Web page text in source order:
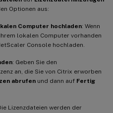
Optionen aus:
Computer hochladen: Wenn
lokalen Computer vorhanden
Console hochladen.
: Geben Sie den
an, die Sie von Citrix erworben
abrufen und dann auf Fertig
Lizenzdateien werden der